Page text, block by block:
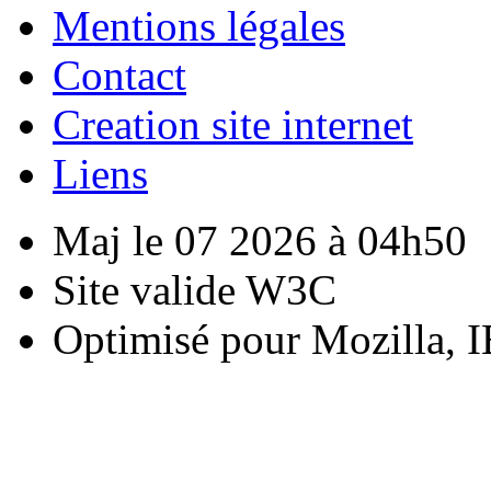
Mentions légales
Contact
Creation site internet
Liens
Maj le 07 2026 à 04h50
Site valide W3C
Optimisé pour Mozilla,